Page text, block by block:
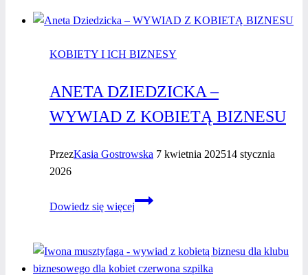
wywiad
biznesu
KOBIETY I ICH BIZNESY
ANETA DZIEDZICKA –
WYWIAD Z KOBIETĄ BIZNESU
PrzezKasia Gostrowska 7 kwietnia 202514 stycznia
2026
Dowiedz się więcej
Aneta
WYWIAD
Z KOBIETĄ